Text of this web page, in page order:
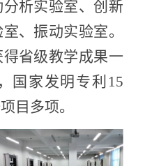
析实验室、创新
、振动实验室。
省级教学成果一
国家发明专利15
目多项。